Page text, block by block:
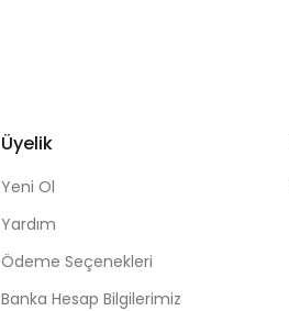
Üyelik
Yeni Ol
Yardım
Ödeme Seçenekleri
Banka Hesap Bilgilerimiz